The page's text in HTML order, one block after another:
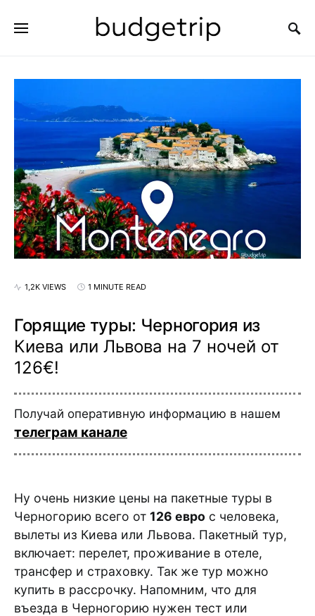
1,2K VIEWS 1 MINUTE READ
Горящие туры: Черногория из
Киева или Львова на 7 ночей от
126€!
Получай оперативную информацию в нашем
телеграм канале
Ну очень низкие цены на пакетные туры в
Черногорию всего от 126 евро с человека,
вылеты из Киева или Львова. Пакетный тур,
включает: перелет, проживание в отеле,
трансфер и страховку. Так же тур можно
купить в рассрочку. Напомним, что для
въезда в Черногорию нужен тест или